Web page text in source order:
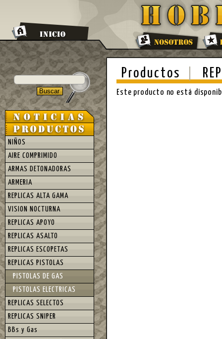
Productos
Este producto no está
NIÑOS
AIRE COMPRIMIDO
ARMAS DETONADORAS
ARMERIA
REPLICAS ALTA GAMA
VISION NOCTURNA
REPLICAS APOYO
REPLICAS ASALTO
REPLICAS ESCOPETAS
REPLICAS PISTOLAS
PISTOLAS DE GAS
PISTOLAS ELECTRICAS
REPLICAS SELECTOS
REPLICAS SNIPER
BBs y Gas